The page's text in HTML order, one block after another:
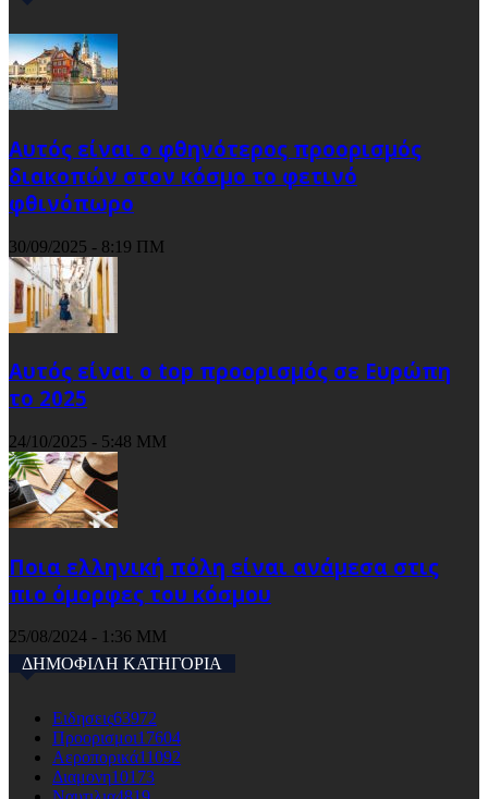
Αυτός είναι ο φθηνότερος προορισμός
διακοπών στον κόσμο το φετινό
φθινόπωρο
30/09/2025 - 8:19 ΠΜ
Αυτός είναι ο top προορισμός σε Ευρώπη
το 2025
24/10/2025 - 5:48 ΜΜ
Ποια ελληνική πόλη είναι ανάμεσα στις
πιο όμορφες του κόσμου
25/08/2024 - 1:36 ΜΜ
ΔΗΜΟΦΙΛΗ ΚΑΤΗΓΟΡΙΑ
Ειδησεις63972
Προορισμοι17604
Αεροπορικά11092
Διαμονη10173